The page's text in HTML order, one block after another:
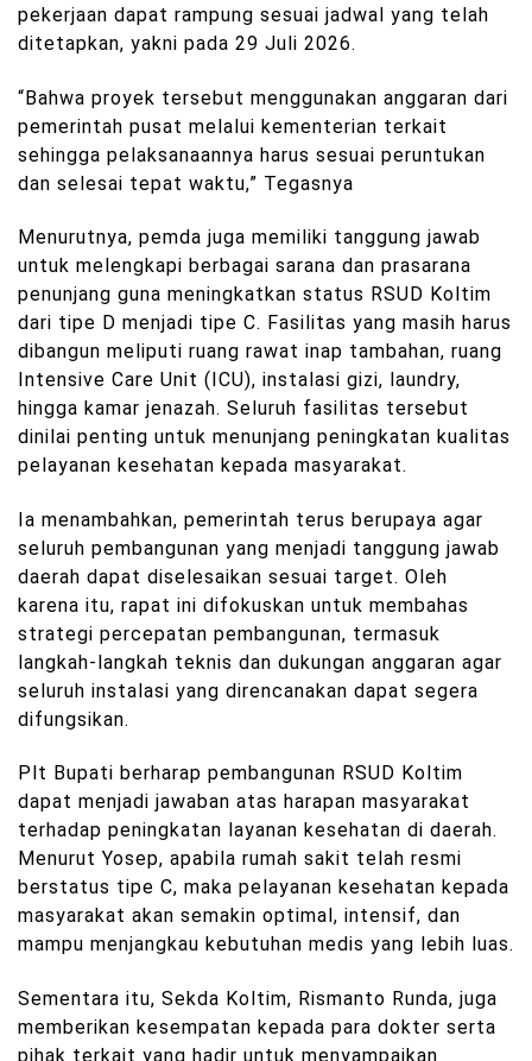
pekerjaan dapat rampung sesuai jadwal yang telah
ditetapkan, yakni pada 29 Juli 2026.
“Bahwa proyek tersebut menggunakan anggaran dari
pemerintah pusat melalui kementerian terkait
sehingga pelaksanaannya harus sesuai peruntukan
dan selesai tepat waktu,” Tegasnya
Menurutnya, pemda juga memiliki tanggung jawab
untuk melengkapi berbagai sarana dan prasarana
penunjang guna meningkatkan status RSUD Koltim
dari tipe D menjadi tipe C. Fasilitas yang masih harus
dibangun meliputi ruang rawat inap tambahan, ruang
Intensive Care Unit (ICU), instalasi gizi, laundry,
hingga kamar jenazah. Seluruh fasilitas tersebut
dinilai penting untuk menunjang peningkatan kualitas
pelayanan kesehatan kepada masyarakat.
Ia menambahkan, pemerintah terus berupaya agar
seluruh pembangunan yang menjadi tanggung jawab
daerah dapat diselesaikan sesuai target. Oleh
karena itu, rapat ini difokuskan untuk membahas
strategi percepatan pembangunan, termasuk
langkah-langkah teknis dan dukungan anggaran agar
seluruh instalasi yang direncanakan dapat segera
difungsikan.
Plt Bupati berharap pembangunan RSUD Koltim
dapat menjadi jawaban atas harapan masyarakat
terhadap peningkatan layanan kesehatan di daerah.
Menurut Yosep, apabila rumah sakit telah resmi
berstatus tipe C, maka pelayanan kesehatan kepada
masyarakat akan semakin optimal, intensif, dan
mampu menjangkau kebutuhan medis yang lebih luas.
Sementara itu, Sekda Koltim, Rismanto Runda, juga
memberikan kesempatan kepada para dokter serta
pihak terkait yang hadir untuk menyampaikan